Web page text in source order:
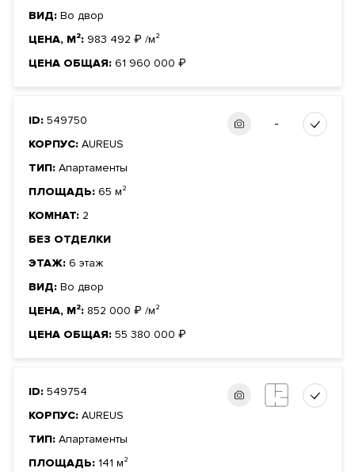
ВИД: Во двор
ЦЕНА, М²: 983 492 ₽ /м²
ЦЕНА ОБЩАЯ: 61 960 000 ₽
ID: 549750
КОРПУС: AUREUS
ТИП: Апартаменты
ПЛОЩАДЬ: 65 м²
КОМНАТ: 2
БЕЗ ОТДЕЛКИ
ЭТАЖ: 6 этаж
ВИД: Во двор
ЦЕНА, М²: 852 000 ₽ /м²
ЦЕНА ОБЩАЯ: 55 380 000 ₽
-
ID: 549754
КОРПУС: AUREUS
ТИП: Апартаменты
ПЛОЩАДЬ: 141 м²